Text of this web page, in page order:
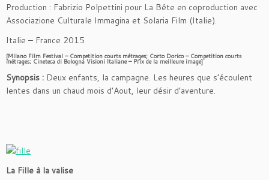
Production : Fabrizio Polpettini pour La Bête en coproduction avec
Associazione Culturale Immagina et Solaria Film (Italie).
Italie – France 2015
[Milano Film Festival – Competition courts métrages; Corto Dorico – Competition courts
métrages;Cineteca di Bologna Visioni Italiane – Prix de la meilleure image]
Synopsis : Deux enfants, la campagne. Les heures que s’écoulent
lentes dans un chaud mois d’Aout, leur désir d’aventure.
La Fille à la valise